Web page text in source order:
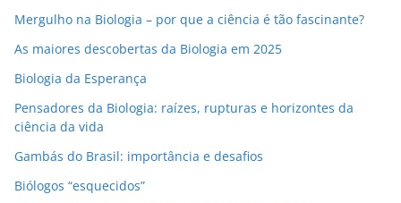
Mergulho na Biologia – por que a ciência é tão fascinante?
As maiores descobertas da Biologia em 2025
Biologia da Esperança
Pensadores da Biologia: raízes, rupturas e horizontes da
ciência da vida
Gambás do Brasil: importância e desafios
Biólogos “esquecidos”